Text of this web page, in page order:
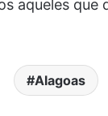
aqueles que
Alagoas